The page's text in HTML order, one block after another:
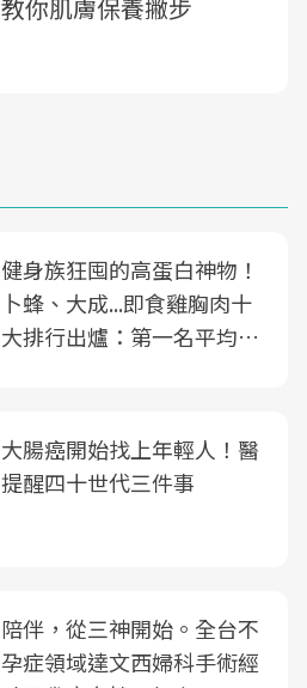
教你肌膚保養撇步
健身族狂囤的高蛋白神物！
卜蜂、大成...即食雞胸肉十
大排行出爐：第一名平均一
大腸癌開始找上年輕人！醫
提醒四十世代三件事
陪伴，從三神開始。全台不
孕症領域達文西婦科手術經